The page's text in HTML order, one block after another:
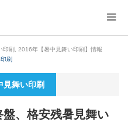
印刷
2016年【暑中見舞い印刷】情報
刷
見舞い印刷
、格安残暑見舞い